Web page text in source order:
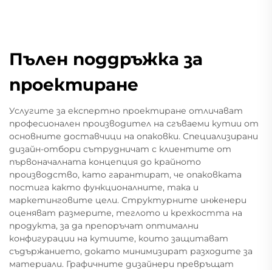
Пълен поддръжка за
проектиране
Услугите за експертно проектиране отличават
професионален производител на сгъваеми кутии от
основните доставчици на опаковки. Специализирани
дизайн-отбори сътрудничат с клиентите от
първоначалната концепция до крайното
производство, като гарантират, че опаковката
постига както функционалните, така и
маркетинговите цели. Структурните инженери
оценяват размерите, теглото и крехкостта на
продукта, за да препоръчат оптимални
конфигурации на кутиите, които защитават
съдържанието, докато минимизират разходите за
материали. Графичните дизайнери превръщат